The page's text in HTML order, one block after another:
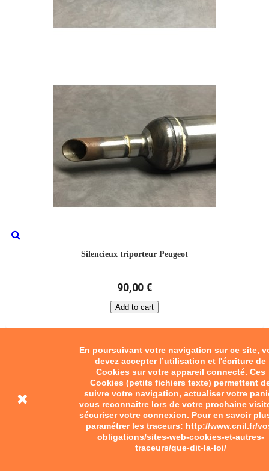
En poursuivant votre navigation sur ce site,
devez accepter l’utilisation et l'écriture de
Cookies sur votre appareil connecté. Ces
Cookies (petits fichiers texte) permettent
suivre votre navigation, actualiser votre
vous reconnaitre lors de votre prochaine
sécuriser votre connexion. Pour en savoir
paramétrer les traceurs: http://www.cnil.fr/
obligations/sites-web-cookies-et-autres-
traceurs/que-dit-la-loi/
Silencieux triporteur Peugeot
90,00 €
Add to cart